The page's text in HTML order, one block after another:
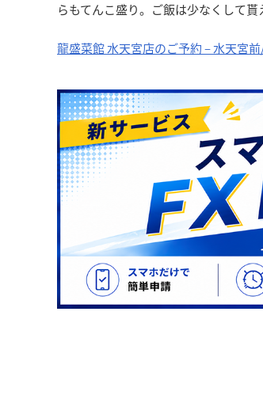
らもてんこ盛り。ご飯は少なくして
龍盛菜館 水天宮店のご予約 – 水天宮